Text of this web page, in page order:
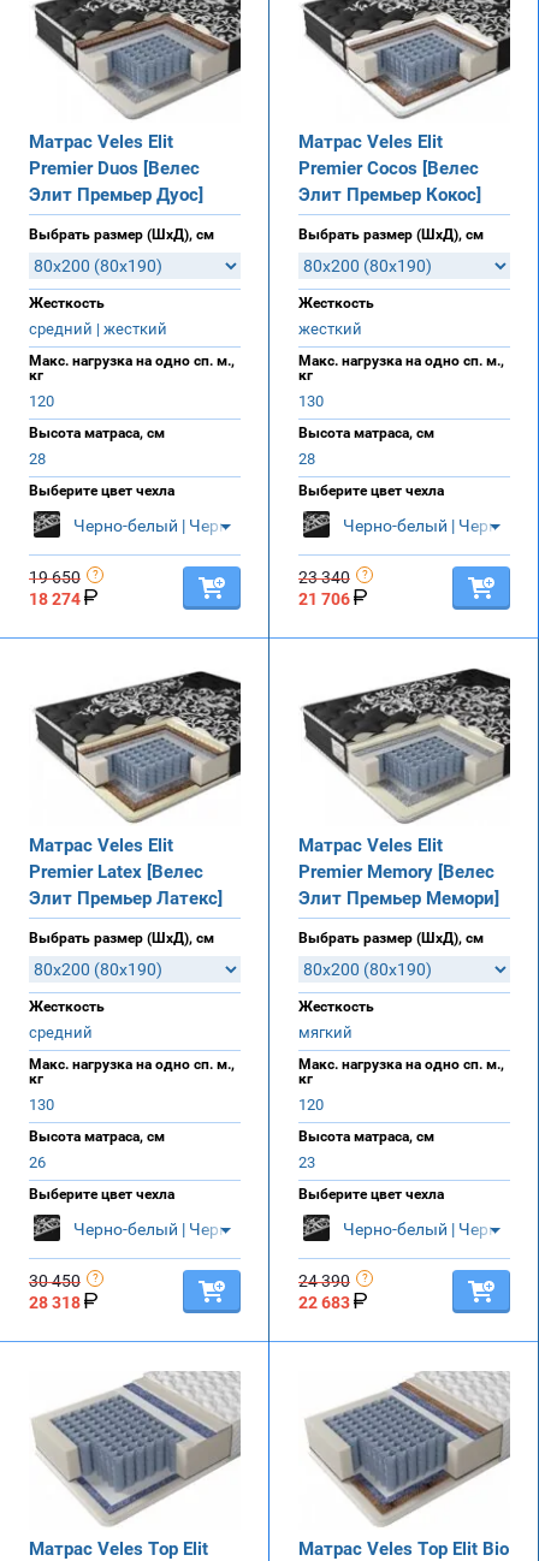
Матрас Veles Elit
Premier Duos [Велес
Элит Премьер Дуос]
Выбрать размер (ШхД), см
Жесткость
средний | жесткий
Макс. нагрузка на одно сп. м.,
кг
120
Высота матраса, см
28
Выберите цвет чехла
Черно-белый | Черный
19 650
18 274
Матрас Veles Elit
Premier Cocos [Велес
Элит Премьер Кокос]
Выбрать размер (ШхД), см
Жесткость
жесткий
Макс. нагрузка на одно сп. м.,
кг
130
Высота матраса, см
28
Выберите цвет чехла
Черно-белый | Черный
23 340
21 706
Матрас Veles Elit
Premier Latex [Велес
Элит Премьер Латекс]
Выбрать размер (ШхД), см
Жесткость
средний
Макс. нагрузка на одно сп. м.,
кг
130
Высота матраса, см
26
Выберите цвет чехла
Черно-белый | Черный
30 450
28 318
Матрас Veles Elit
Premier Memory [Велес
Элит Премьер Мемори]
Выбрать размер (ШхД), см
Жесткость
мягкий
Макс. нагрузка на одно сп. м.,
кг
120
Высота матраса, см
23
Выберите цвет чехла
Черно-белый | Черный
24 390
22 683
Матрас Veles Top Elit
Матрас Veles Top Elit Bio